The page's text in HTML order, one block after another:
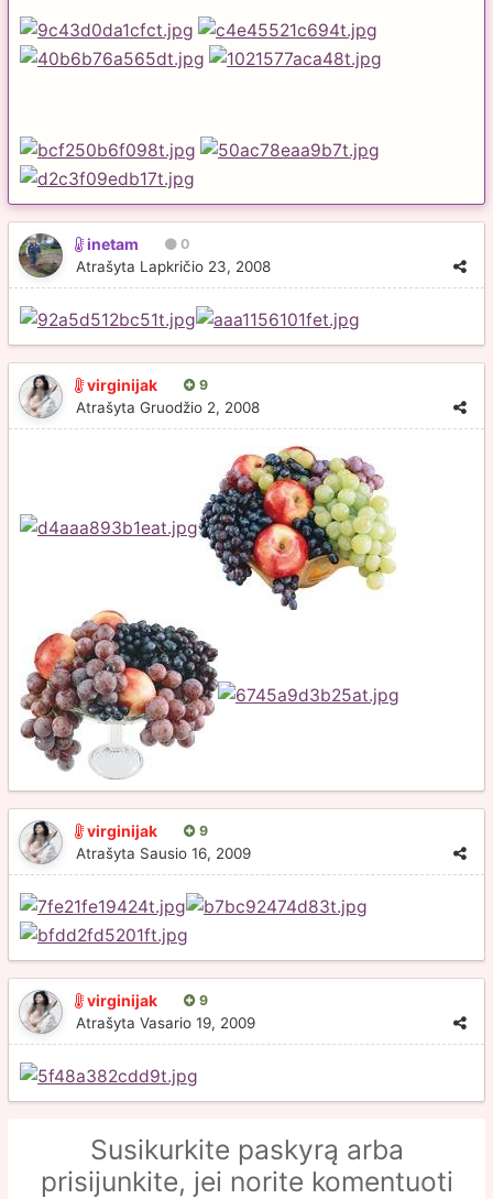
inetam 0
Atrašyta Lapkričio 23, 2008
virginijak 9
Atrašyta Gruodžio 2, 2008
virginijak 9
Atrašyta Sausio 16, 2009
virginijak 9
Atrašyta Vasario 19, 2009
Susikurkite paskyrą arba
prisijunkite, jei norite komentuoti